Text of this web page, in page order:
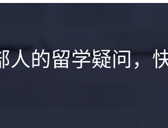
的留学疑问，